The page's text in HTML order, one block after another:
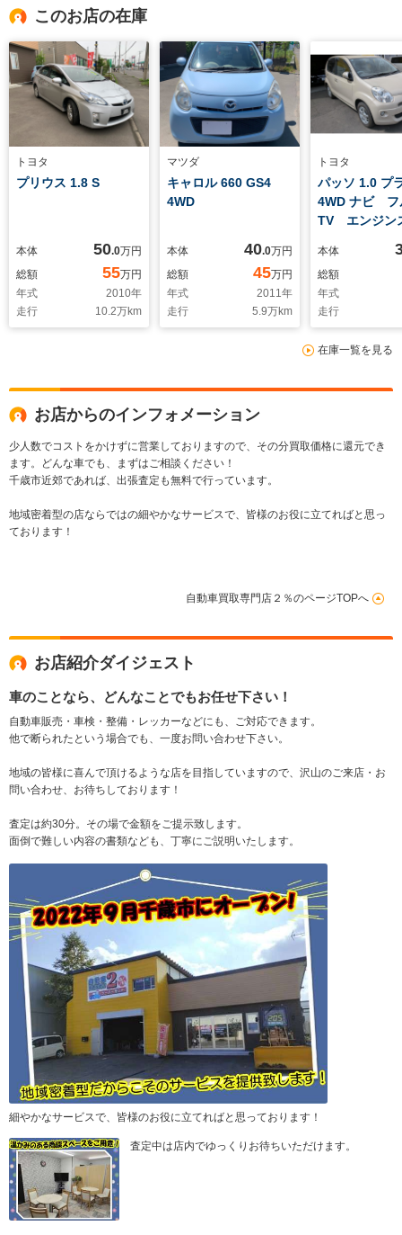
このお店の在庫
トヨタ
プリウス 1.8 S
本体 50.0万円
総額
55万円
年式
2010年
走行
10.2万km
マツダ
キャロル 660 GS4
4WD
本体 40.0万円
総額
45万円
年式
2011年
走行
5.9万km
トヨタ
パッソ 1.0 プ
4WD ナビ フ
TV エンジン
本体
総額
年式
走行
在庫一覧を見る
お店からのインフォメーション
少人数でコストをかけずに営業しておりますので、その分買取価格に還元でき
ます。どんな車でも、まずはご相談ください！
千歳市近郊であれば、出張査定も無料で行っています。
地域密着型の店ならではの細やかなサービスで、皆様のお役に立てればと思っ
ております！
自動車買取専門店２％のページTOPへ
お店紹介ダイジェスト
車のことなら、どんなことでもお任せ下さい！
自動車販売・車検・整備・レッカーなどにも、ご対応できます。
他で断られたという場合でも、一度お問い合わせ下さい。
地域の皆様に喜んで頂けるような店を目指していますので、沢山のご来店・お
問い合わせ、お待ちしております！
査定は約30分。その場で金額をご提示致します。
面倒で難しい内容の書類なども、丁寧にご説明いたします。
細やかなサービスで、皆様のお役に立てればと思っております！
査定中は店内でゆっくりお待ちいただけます。